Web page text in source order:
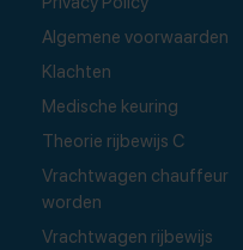
Algemene voorwaarden
Klachten
Medische keuring
Theorie rijbewijs C
Vrachtwagen chauffeur
worden
Vrachtwagen rijbewijs